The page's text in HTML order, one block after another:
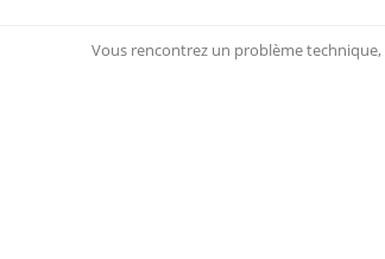
Vous rencontrez un problème technique,